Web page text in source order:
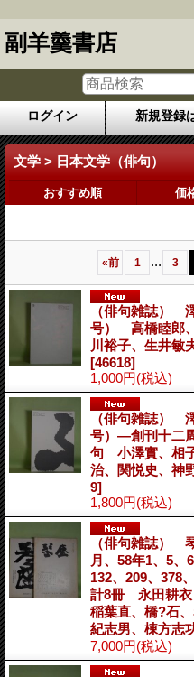
副羊羹書店
ログイン 新規登録
文学 > 日本文学（俳句）
おすすめ順 価
«前 1 ... 3
（俳句雑誌）
号） 高橋睦郎
川裕子、生井
[46618]
1,000円(税込)
（俳句雑誌）
号）―創刊十二
句 小澤實、相
治、関悦史、神
9]
1,800円(税込)
（俳句雑誌）
月、58年1、5、
132、209、378
計8冊 永田耕衣
稲葉直、橋?石
紀志男、棟方
7,000円(税込)